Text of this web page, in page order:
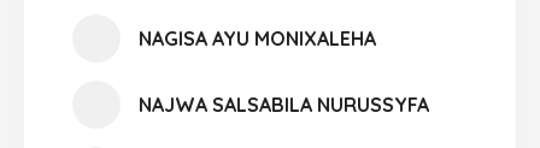
NAGISA AYU MONIXALEHA
NAJWA SALSABILA NURUSSYFA